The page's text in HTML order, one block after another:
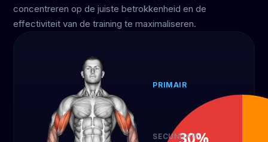
concentreren op de juiste betrokkenheid en de
effectiviteit van de training te maximaliseren.
PRIMAIR
Biceps
70%
SECUNDAIR